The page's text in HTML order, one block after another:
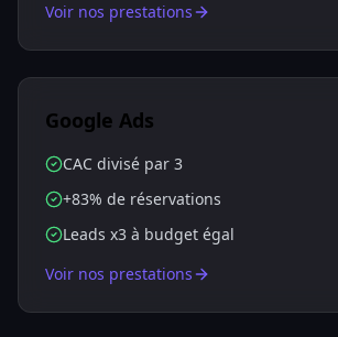
Voir nos prestations
Google Ads
CAC divisé par 3
+83% de réservations
Leads x3 à budget égal
Voir nos prestations